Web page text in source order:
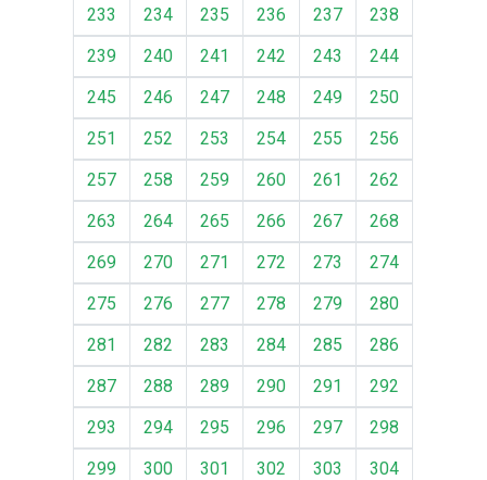
233
234 235 236 237
238
239
240 241 242 243
244
245
246 247 248 249
250
251
252 253 254 255
256
257
258 259 260 261
262
263
264 265 266 267
268
269
270 271 272 273
274
275
276 277 278 279
280
281
282 283 284 285
286
287
288 289 290 291
292
293
294 295 296 297
298
299
300 301 302 303
304